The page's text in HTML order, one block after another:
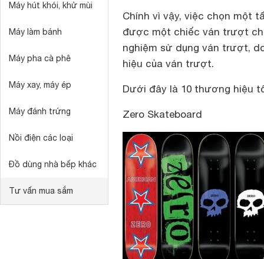
Máy hút khói, khử mùi
Máy làm bánh
Máy pha cà phê
Máy xay, máy ép
Máy đánh trứng
Nồi điện các loại
Đồ dùng nhà bếp khác
Tư vấn mua sắm
Chính vì vậy, việc chọn một
được một chiếc ván trượt
nghiệm sử dụng ván trượt,
hiệu của ván trượt.
Dưới đây là 10 thương hiệu
Zero Skateboard